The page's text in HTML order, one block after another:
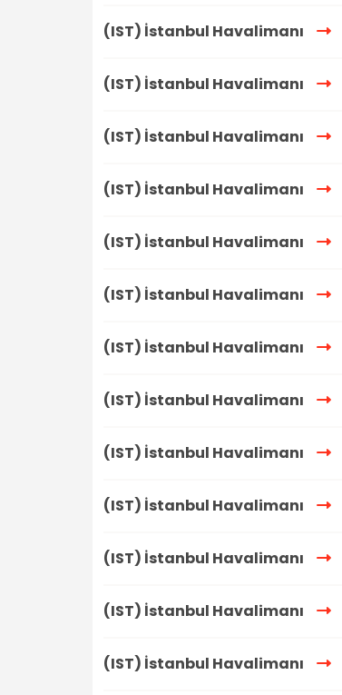
(IST) İstanbul Havalimanı
(IST) İstanbul Havalimanı
(IST) İstanbul Havalimanı
(IST) İstanbul Havalimanı
(IST) İstanbul Havalimanı
(IST) İstanbul Havalimanı
(IST) İstanbul Havalimanı
(IST) İstanbul Havalimanı
(IST) İstanbul Havalimanı
(IST) İstanbul Havalimanı
(IST) İstanbul Havalimanı
(IST) İstanbul Havalimanı
(IST) İstanbul Havalimanı